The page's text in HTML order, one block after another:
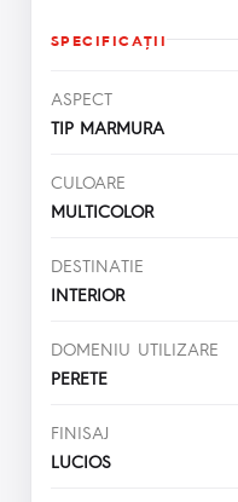
SPECIFICAŢII
ASPECT
TIP MARMURA
CULOARE
MULTICOLOR
DESTINATIE
INTERIOR
DOMENIU UTILIZARE
PERETE
FINISAJ
LUCIOS